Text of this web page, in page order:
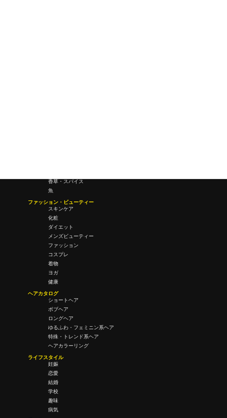
香草・スパイス
魚
ファッション・ビューティー
スキンケア
化粧
ダイエット
メンズビューティー
ファッション
コスプレ
着物
ヨガ
健康
ヘアカタログ
ショートヘア
ボブヘア
ロングヘア
ゆるふわ・フェミニン系ヘア
特殊・トレンド系ヘア
ヘアカラーリング
ライフスタイル
妊娠
恋愛
結婚
学校
趣味
病気